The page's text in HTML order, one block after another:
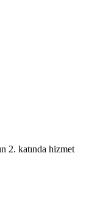
2. katında hizmet